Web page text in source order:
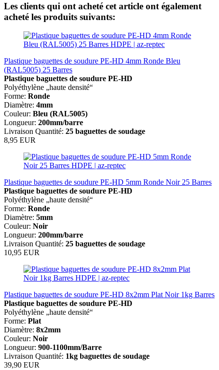
Les clients qui ont acheté cet article ont également
acheté les produits suivants:
Plastique baguettes de soudure PE-HD 4mm Ronde Bleu
(RAL5005) 25 Barres
Plastique baguettes de soudure PE-HD
Polyéthylène „haute densité“
Forme: Ronde
Diamètre: 4mm
Couleur: Bleu (RAL5005)
Longueur: 200mm/barre
Livraison Quantité: 25 baguettes de soudage
8,95 EUR
Plastique baguettes de soudure PE-HD 5mm Ronde Noir 25 Barres
Plastique baguettes de soudure PE-HD
Polyéthylène „haute densité“
Forme: Ronde
Diamètre: 5mm
Couleur: Noir
Longueur: 200mm/barre
Livraison Quantité: 25 baguettes de soudage
10,95 EUR
Plastique baguettes de soudure PE-HD 8x2mm Plat Noir 1kg Barres
Plastique baguettes de soudure PE-HD
Polyéthylène „haute densité“
Forme: Plat
Diamètre: 8x2mm
Couleur: Noir
Longueur: 900-1100mm/Barre
Livraison Quantité: 1kg baguettes de soudage
39,90 EUR